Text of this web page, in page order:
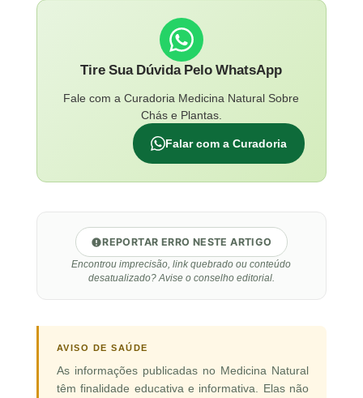
Tire Sua Dúvida Pelo WhatsApp
Fale com a Curadoria Medicina Natural Sobre
Chás e Plantas.
Falar com a Curadoria
REPORTAR ERRO NESTE ARTIGO
Encontrou imprecisão, link quebrado ou conteúdo
desatualizado? Avise o conselho editorial.
AVISO DE SAÚDE
As informações publicadas no Medicina Natural
têm finalidade educativa e informativa. Elas não